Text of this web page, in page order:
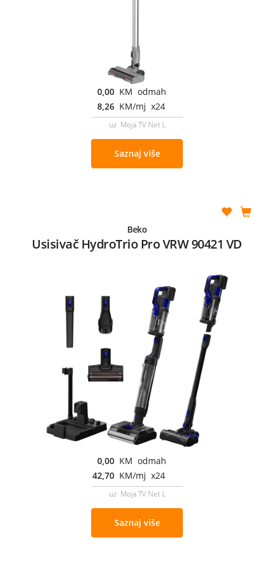
0,00 KM odmah
8,26 KM/mj x24
uz Moja TV Net L
Saznaj više
Beko
Usisivač HydroTrio Pro VRW 90421 VD
0,00 KM odmah
42,70 KM/mj x24
uz Moja TV Net L
Saznaj više